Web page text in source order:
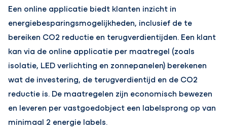
Een online applicatie biedt klanten inzicht in
energiebesparingsmogelijkheden, inclusief de te
bereiken CO2 reductie en terugverdientijden. Een klant
kan via de online applicatie per maatregel (zoals
isolatie, LED verlichting en zonnepanelen) berekenen
wat de investering, de terugverdientijd en de CO2
reductie is. De maatregelen zijn economisch bewezen
en leveren per vastgoedobject een labelsprong op van
minimaal 2 energie labels.